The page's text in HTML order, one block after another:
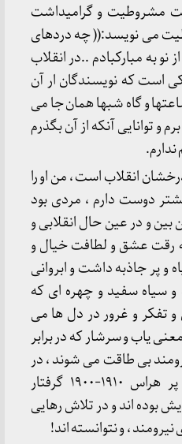
مشروطیت و گرامیداشت
می نویسد:(( چه دردهای
به مبارکبادم ..در انقلاب
است که نویسندگان ار آن
و گاه شبها همان جا می
و توانایی آنکه از آن بگذرم
انقلاب است ، من او را
دوست دارم ، مردی بود
و در عین حال انقلابی و
رقت عشق و لطافت خیال و
پر جاذبه داشت و ابروانی
و سیاه سفید و چهره ای که
تفکر و غرور در دل ها می
یاب و سرشار که در برابر
بی طاقت می شوند ، در
طول سال های خونین و پر هراس ۱۹۱۰-۱۹۰۰ گرفتار
بوده اند و در تلاش رهایی
، و نتوانسته اند!